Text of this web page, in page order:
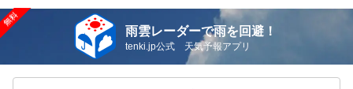
雨雲レーダーで雨を回避！
tenki.jp公式 天気予報アプリ